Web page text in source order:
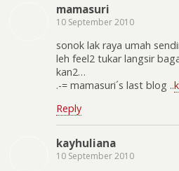
mamasuri
10 September 2010
sonok lak raya umah
leh feel2 tukar langsir
kan2…
.-= mamasuri´s last blog ..
Reply
kayhuliana
10 September 2010